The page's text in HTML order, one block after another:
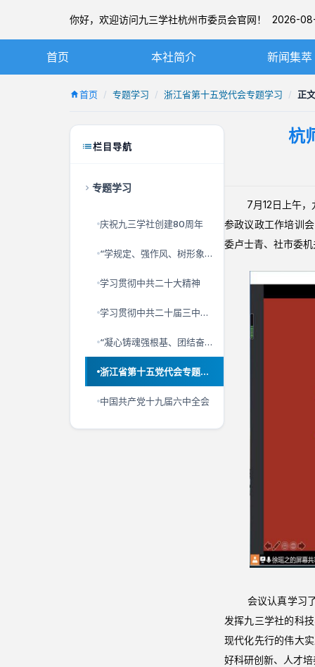
你好，欢迎访问九三学社杭州市委员会官网！ 2026-
首页 本社简介
九三学社简介
新闻集萃
社务要闻
图片新闻
首页 专题学习 浙江省第十五党代会专题学习 正文
栏目导航
专题学习
庆祝九三学社创建80周年
“学规定、强作风、树形象”主题教育
学习贯彻中共二十大精神
学习贯彻中共二十届三中全会精神
“凝心铸魂强根基、团结奋进新征程”主题教育
浙江省第十五党代会专题学习
中国共产党十九届六中全会
杭
7月12日上午，九
参政议政工作培训
委卢士青、社市委
会议认真学习了
发挥九三学社的科
现代化先行的伟大
好科研创新、人才